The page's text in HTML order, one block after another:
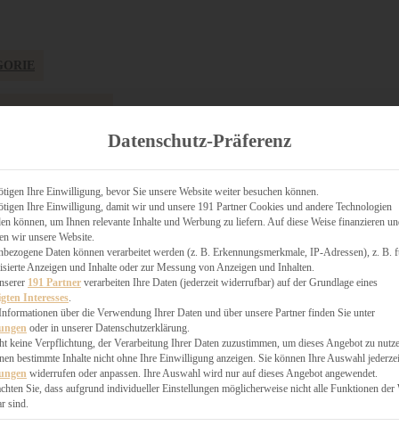
KÄSEKUCHEN
Datenschutz-Präferenz
Ihre Einwilligung, bevor Sie unsere Website weiter besuchen können.
Ihre Einwilligung, damit wir und unsere 191 Partner Cookies und andere Technologien
können, um Ihnen relevante Inhalte und Werbung zu liefern. Auf diese Weise finanzieren
wir unsere Website.
Daten können verarbeitet werden (z. B. Erkennungsmerkmale, IP-Adressen), z. B.
Anzeigen und Inhalte oder zur Messung von Anzeigen und Inhalten.
191 Partner verarbeiten Ihre Daten (jederzeit widerrufbar) auf der Grundlage eines
Interesses.
über die Verwendung Ihrer Daten und über unsere Partner finden Sie unter
oder in unserer Datenschutzerklärung.
keine Verpflichtung, der Verarbeitung Ihrer Daten zuzustimmen, um dieses Angebot zu
bestimmte Inhalte nicht ohne Ihre Einwilligung anzeigen. Sie können Ihre Auswahl
widerrufen oder anpassen. Ihre Auswahl wird nur auf dieses Angebot angewendet.
Sie, dass aufgrund individueller Einstellungen möglicherweise nicht alle Funktionen der
sind.